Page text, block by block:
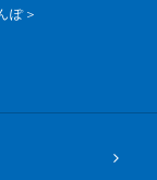
ぽ＞